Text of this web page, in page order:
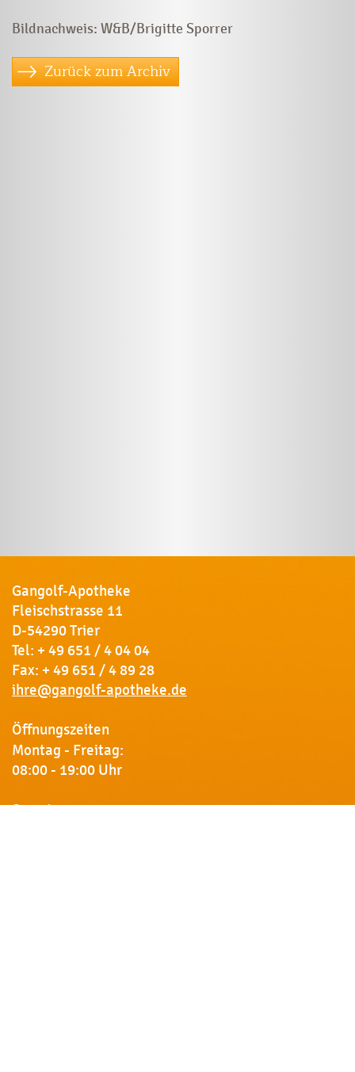
Bildnachweis: W&B/Brigitte Sporrer
Zurück zum Archiv
Gangolf-Apotheke
Fleischstrasse 11
D-54290 Trier
Tel: + 49 651 / 4 04 04
Fax: + 49 651 / 4 89 28
ihre@gangolf-apotheke.de
Öffnungszeiten
Montag - Freitag:
08:00 - 19:00 Uhr
Samstag: